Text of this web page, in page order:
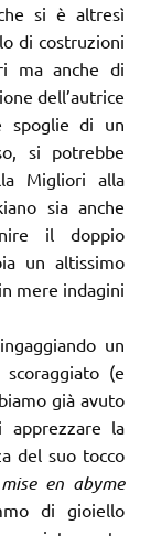
si è altresì
di costruzioni
ma anche di
dell’autrice
spoglie di un
si potrebbe
Migliori alla
sia anche
il doppio
un altissimo
mere indagini
un
(e
già avuto
apprezzare la
del suo tocco
mise en abyme
di gioiello